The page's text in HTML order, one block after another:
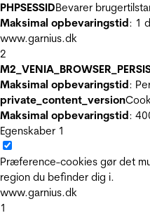
PHPSESSIDBevarer
Maksimal opbevaringstid: 1
www.garnius.dk
2
Maksimal opbevaringstid:
private_content_version
Maksimal opbevaringstid:
Egenskaber 1
Præference-cookies gør det
region du befinder dig i.
www.garnius.dk
1